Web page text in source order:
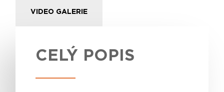
VIDEO GALERIE
CELÝ POPIS